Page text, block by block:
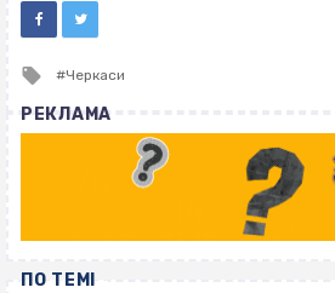
Tagged
Черкаси
РЕКЛАМА
ПО ТЕМІ